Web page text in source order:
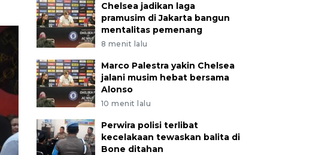
Chelsea jadikan laga
pramusim di Jakarta bangun
mentalitas pemenang
8 menit lalu
Marco Palestra yakin Chelsea
jalani musim hebat bersama
Alonso
10 menit lalu
Perwira polisi terlibat
kecelakaan tewaskan balita di
Bone ditahan